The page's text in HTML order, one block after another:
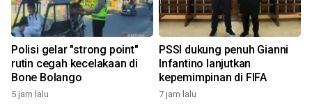
Polisi gelar "strong point"
rutin cegah kecelakaan di
Bone Bolango
5 jam lalu
PSSI dukung penuh Gianni
Infantino lanjutkan
kepemimpinan di FIFA
7 jam lalu